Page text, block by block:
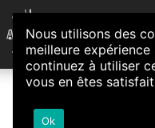
Aller au contenu
Association
Loire-Authion
Nous utilisons des
meilleure
continuez à utiliser
vous en êtes
Ok